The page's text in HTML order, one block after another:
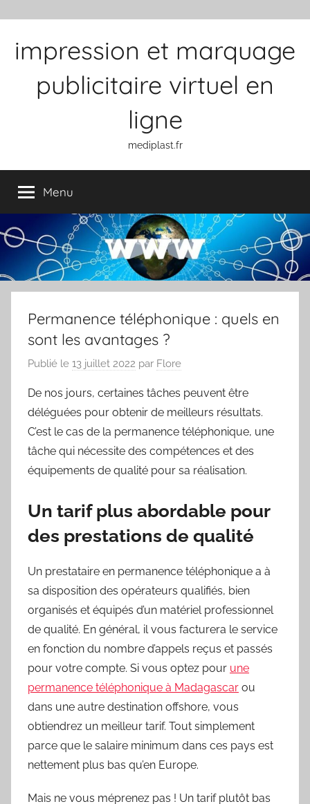
impression et marquage
publicitaire virtuel en
ligne
mediplast.fr
Menu
Permanence téléphonique : quels en
sont les avantages ?
Publié le 13 juillet 2022 par Flore
De nos jours, certaines tâches peuvent être
déléguées pour obtenir de meilleurs résultats.
C’est le cas de la permanence téléphonique, une
tâche qui nécessite des compétences et des
équipements de qualité pour sa réalisation.
Un tarif plus abordable pour
des prestations de qualité
Un prestataire en permanence téléphonique a à
sa disposition des opérateurs qualifiés, bien
organisés et équipés d’un matériel professionnel
de qualité. En général, il vous facturera le service
en fonction du nombre d’appels reçus et passés
pour votre compte. Si vous optez pour une
permanence téléphonique à Madagascar ou
dans une autre destination offshore, vous
obtiendrez un meilleur tarif. Tout simplement
parce que le salaire minimum dans ces pays est
nettement plus bas qu’en Europe.
Mais ne vous méprenez pas ! Un tarif plutôt bas